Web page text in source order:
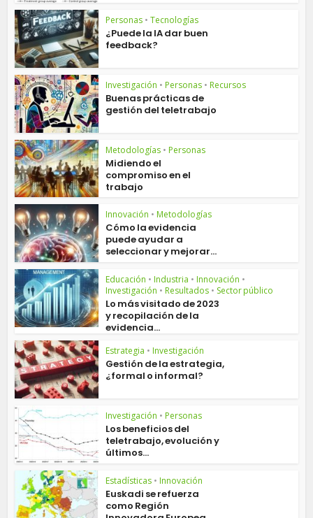
Personas • Tecnologías
¿Puede la IA dar buen
feedback?
Investigación • Personas • Recursos
Buenas prácticas de
gestión del teletrabajo
Metodologías • Personas
Midiendo el
compromiso en el
trabajo
Innovación • Metodologías
Cómo la evidencia
puede ayudar a
seleccionar y mejorar...
Educación • Industria • Innovación •
Investigación • Resultados • Sector público
Lo más visitado de 2023
y recopilación de la
evidencia...
Estrategia • Investigación
Gestión de la estrategia,
¿formal o informal?
Investigación • Personas
Los beneficios del
teletrabajo, evolución y
últimos...
Estadísticas • Innovación
Euskadi se refuerza
como Región